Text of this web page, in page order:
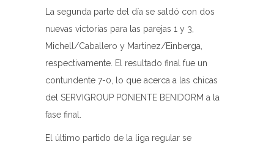
La segunda parte del día se saldó con dos
nuevas victorias para las parejas 1 y 3,
Michell/Caballero y Martinez/Einberga,
respectivamente. El resultado final fue un
contundente 7-0, lo que acerca a las chicas
del SERVIGROUP PONIENTE BENIDORM a la
fase final.
El último partido de la liga regular se